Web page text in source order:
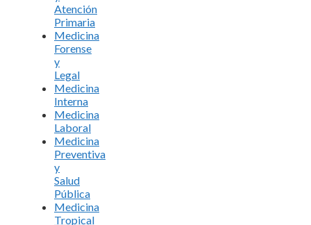
Atención
Primaria
Medicina
Forense
y
Legal
Medicina
Interna
Medicina
Laboral
Medicina
Preventiva
y
Salud
Pública
Medicina
Tropical